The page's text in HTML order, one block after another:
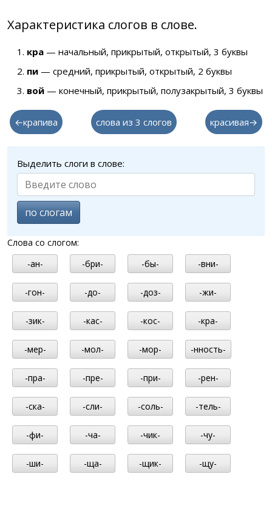
Характеристика слогов в слове.
кра — начальный, прикрытый, открытый, 3 буквы
пи — средний, прикрытый, открытый, 2 буквы
вой — конечный, прикрытый, полузакрытый, 3 буквы
←крапива слова из 3 слогов красивая→
Выделить слоги в слове:
по слогам
Слова со слогом:
-ан-
-бри- -бы- -вни-
-гон- -до- -доз- -жи-
-зик- -кас- -кос- -кра-
-мер- -мол- -мор- -нность-
-пра- -пре- -при- -рен-
-ска- -сли- -соль- -тель-
-фи- -ча- -чик- -чу-
-ши- -ща- -щик- -щу-